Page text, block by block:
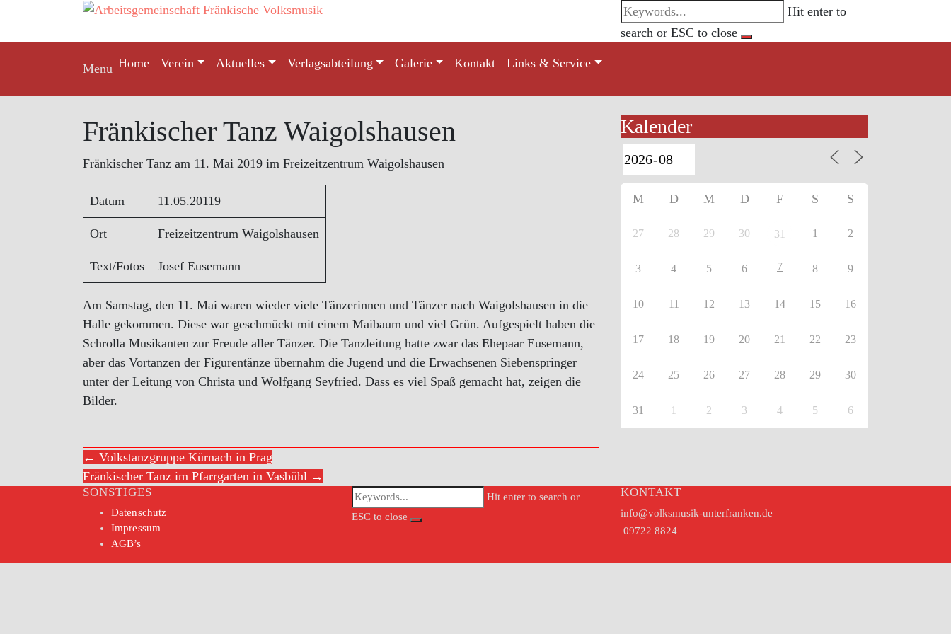
content
Hit enter to
search or ESC to close
Menu Home Verein Aktuelles Verlagsabteilung Galerie Kontakt Links & Service
Fränkischer Tanz Waigolshausen
Fränkischer Tanz am 11. Mai 2019 im Freizeitzentrum Waigolshausen
Datum 11.05.20119
Ort Freizeitzentrum Waigolshausen
Text/Fotos Josef Eusemann
Am Samstag, den 11. Mai waren wieder viele Tänzerinnen und Tänzer nach Waigolshausen in die
Halle gekommen. Diese war geschmückt mit einem Maibaum und viel Grün. Aufgespielt haben die
Schrolla Musikanten zur Freude aller Tänzer. Die Tanzleitung hatte zwar das Ehepaar Eusemann,
aber das Vortanzen der Figurentänze übernahm die Jugend und die Erwachsenen Siebenspringer
unter der Leitung von Christa und Wolfgang Seyfried. Dass es viel Spaß gemacht hat, zeigen die
Bilder.
← Volkstanzgruppe Kürnach in Prag
Fränkischer Tanz im Pfarrgarten in Vasbühl →
Kalender
M D M D F S S
27 28 29 30 31 1 2
3 4 5 6 7 8 9
10 11 12 13 14 15 16
17 18 19 20 21 22 23
24 25 26 27 28 29 30
31 1 2 3 4 5 6
SONSTIGES
Datenschutz
Impressum
AGB’s
Hit enter to search or
ESC to close
KONTAKT
info@volksmusik-unterfranken.de
09722 8824